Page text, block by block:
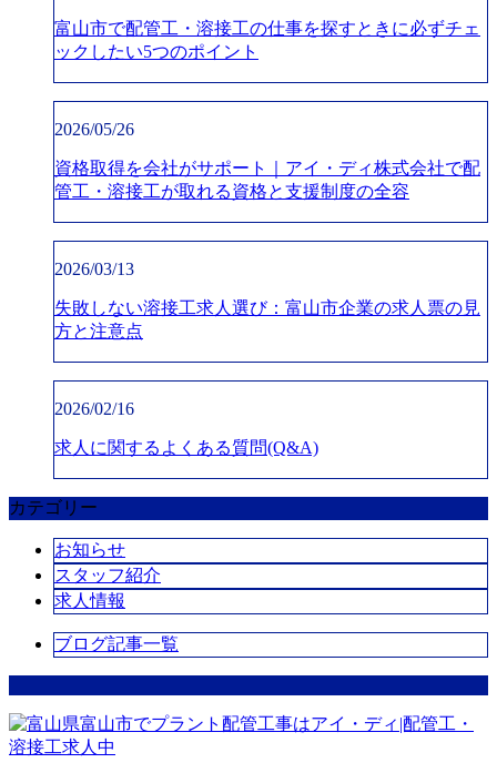
富山市で配管工・溶接工の仕事を探すときに必ずチェ
ックしたい5つのポイント
2026/05/26
資格取得を会社がサポート｜アイ・ディ株式会社で配
管工・溶接工が取れる資格と支援制度の全容
2026/03/13
失敗しない溶接工求人選び：富山市企業の求人票の見
方と注意点
2026/02/16
求人に関するよくある質問(Q&A)
カテゴリー
お知らせ
スタッフ紹介
求人情報
ブログ記事一覧